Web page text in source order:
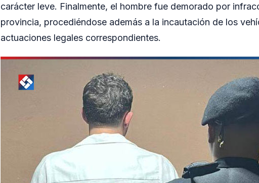
carácter leve. Finalmente, el hombre fue demorado por
provincia, procediéndose además a la incautación de los
actuaciones legales correspondientes.